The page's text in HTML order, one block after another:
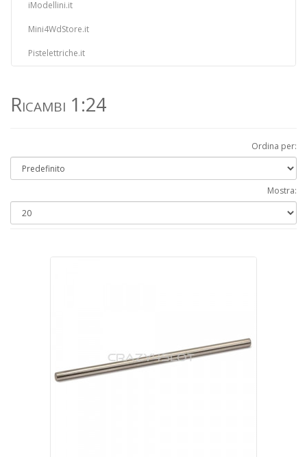
iModellini.it
Mini4WdStore.it
Pistelettriche.it
Ricambi 1:24
Ordina per:
Mostra: